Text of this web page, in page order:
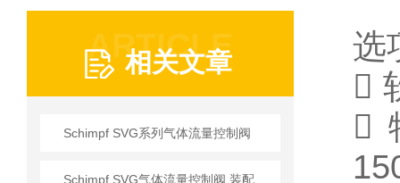
ARTICLE
相关文章
Schimpf SVG系列气体流量控制阀
选

